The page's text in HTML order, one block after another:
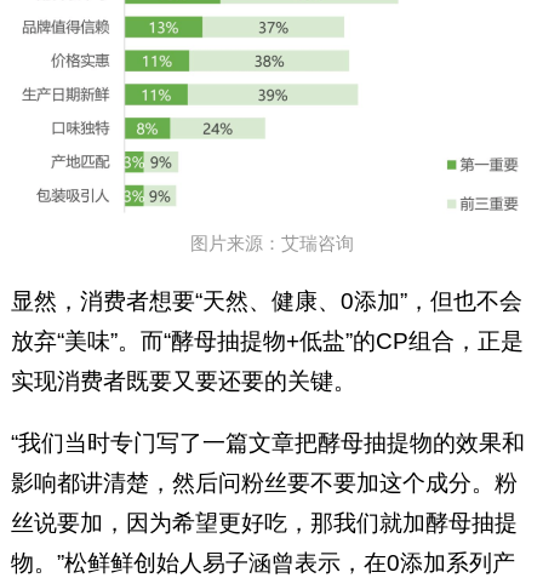
图片来源：艾瑞咨询
显然，消费者想要“天然、健康、0添加”，但也不会
放弃“美味”。而“酵母抽提物+低盐”的CP组合，正是
实现消费者既要又要还要的关键。
“我们当时专门写了一篇文章把酵母抽提物的效果和
影响都讲清楚，然后问粉丝要不要加这个成分。粉
丝说要加，因为希望更好吃，那我们就加酵母抽提
物。”松鲜鲜创始人易子涵曾表示，在0添加系列产